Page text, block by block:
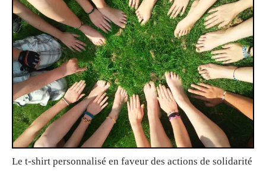
Le t-shirt personnalisé en faveur des actions de solidarité